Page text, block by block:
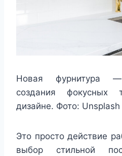
Новая фурнитура
создания фокусных
дизайне. Фото: Unsplash
Это просто действие
выбор стильной